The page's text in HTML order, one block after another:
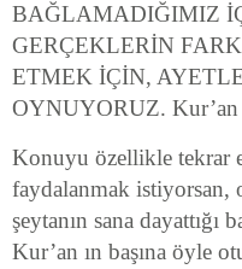
BAĞLAMADIĞIMIZ
GERÇEKLERİN
ETMEK İÇİN,
OYNUYORUZ. Kur’an
Konuyu özellikle tekrar
faydalanmak istiyorsan,
şeytanın sana dayattığı
Kur’an ın başına öyle